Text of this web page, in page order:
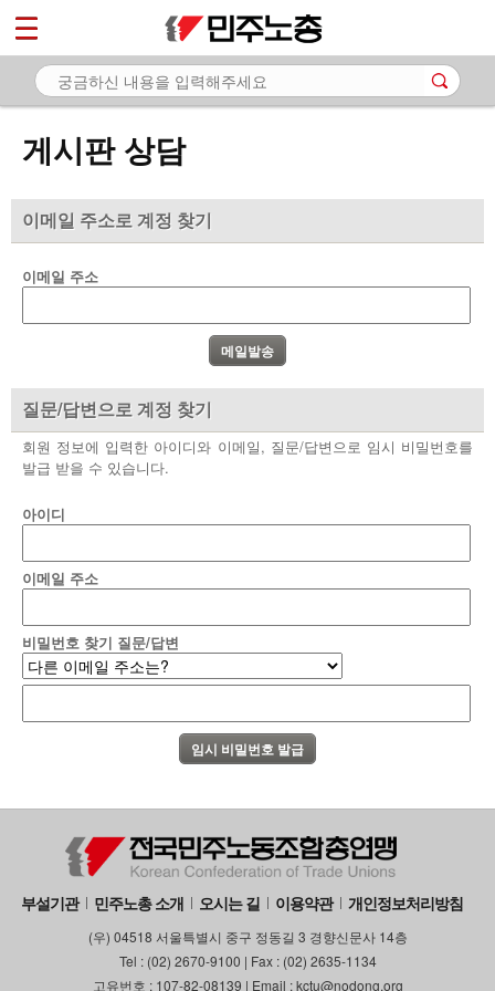
게시판 상담
이메일 주소로 계정 찾기
이메일 주소
질문/답변으로 계정 찾기
회원 정보에 입력한 아이디와 이메일, 질문/답변으로 임시 비밀번호를
발급 받을 수 있습니다.
아이디
이메일 주소
비밀번호 찾기 질문/답변
부설기관 민주노총 소개 오시는 길 이용약관 개인정보처리방침
(우) 04518 서울특별시 중구 정동길 3 경향신문사 14층
Tel : (02) 2670-9100 | Fax : (02) 2635-1134
고유번호 : 107-82-08139 | Email : kctu@nodong.org
마이페이지
소개
노동상담
- 게시판 상담
- 바로보기
- 찾아보기
- 전국 노동상담소 안내
자료
부설기관
업무